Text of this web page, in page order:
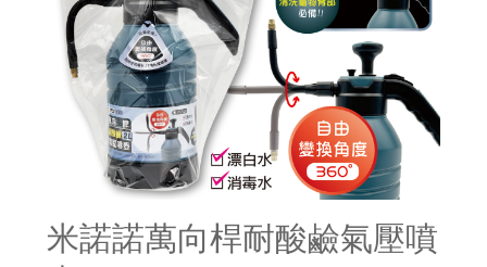
米諾諾萬向桿耐酸鹼氣壓噴